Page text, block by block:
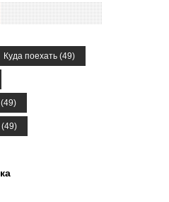
Куда поехать (49)
(49)
(49)